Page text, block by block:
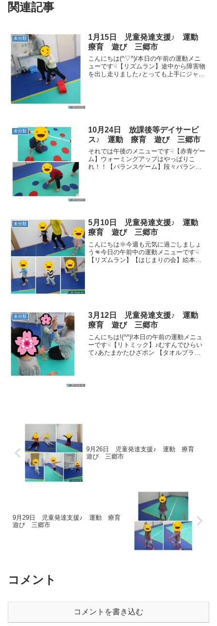
関連記事
未分類
1月15日 児童発達支援♪ 運動
療育 遊び 三郷市
こんにちは(^▽^)/本日の午前の運動メニ
ューです☟【リズムラン】途中から障害物
を出し走りました♪とっても上手にジャン
未分類
10月24日 放課後等デイサービ
ス♪ 運動 療育 遊び 三郷市
それでは午後のメニューです☟【赤青ゲー
ム】ウォーミングアップはやっぱりこ
れ！！【バランスゲーム】段々バランス
未分類
5月10日 児童発達支援♪ 運動
療育 遊び 三郷市
こんにちは🌞今週も元気に過ごしましょ
う👊今日の午前中の運動メニューです☟
【リズムラン】【はじまりの会】絵本を
未分類
3月12日 児童発達支援♪ 運動
療育 遊び 三郷市
こんにちは!(^^)!本日の午前の運動メニュ
ーです☟【リトミック】♪むすんでひらい
て♪あたまかたひざポン 【タオルブラン
9月26日 児童発達支援♪ 運動 療育
遊び 三郷市
9月29日 児童発達支援♪ 運動 療育
遊び 三郷市
コメント
コメントを書き込む